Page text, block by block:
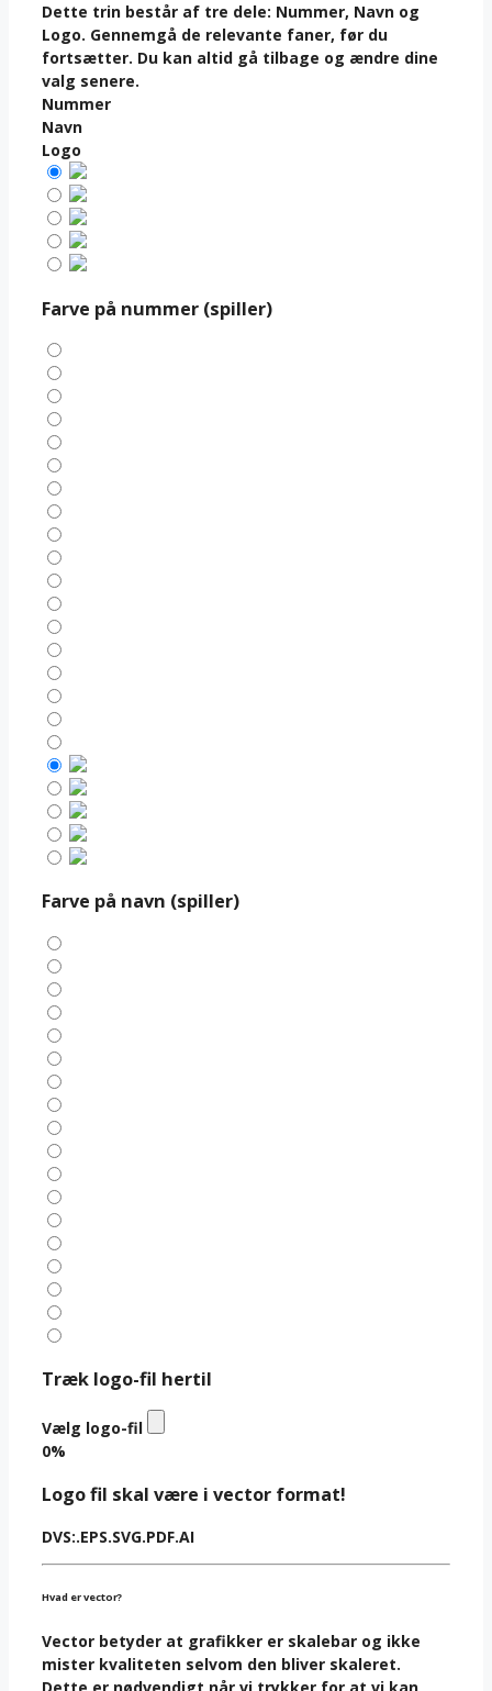
Dette trin består af tre dele: Nummer, Navn og
Logo. Gennemgå de relevante faner, før du
fortsætter. Du kan altid gå tilbage og ændre dine
valg senere.
Nummer
Navn
Logo
Farve på nummer (spiller)
Farve på navn (spiller)
Træk logo-fil hertil
Vælg logo-fil
0%
Logo fil skal være i vector format!
DVS:.EPS.SVG.PDF.AI
Hvad er vector?
Vector betyder at grafikker er skalebar og ikke
mister kvaliteten selvom den bliver skaleret.